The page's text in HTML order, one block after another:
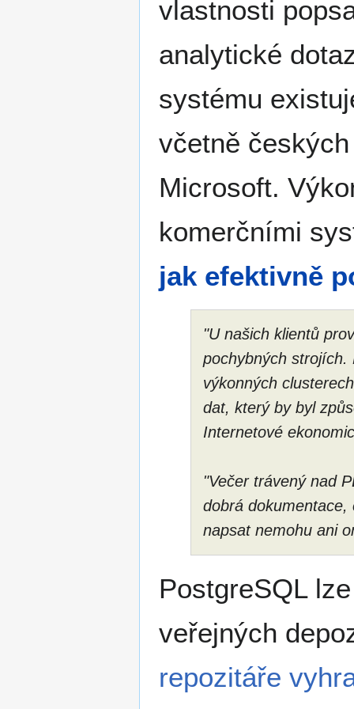
vlastnosti
analytické
systému
včetně
Microsoft.
komerčními
jak efektivně
"U našich klientů
pochybných strojích.
výkonných
dat, který by byl
Internetové
"Večer trávený nad
dobrá
napsat nemohu ani
PostgreSQL
veřejných
repozitáře